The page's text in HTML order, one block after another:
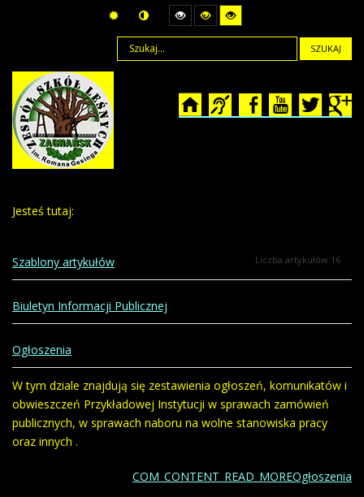
SZUKAJ
Jesteś tutaj:
Szablony artykułów Liczba artykułów:16
Biuletyn Informacji Publicznej
Ogłoszenia
W tym dziale znajdują się zestawienia ogłoszeń, komunikatów i
obwieszczeń Przykładowej Instytucji w sprawach zamówień
publicznych, w sprawach naboru na wolne stanowiska pracy
oraz innych .
COM_CONTENT_READ_MOREOgłoszenia